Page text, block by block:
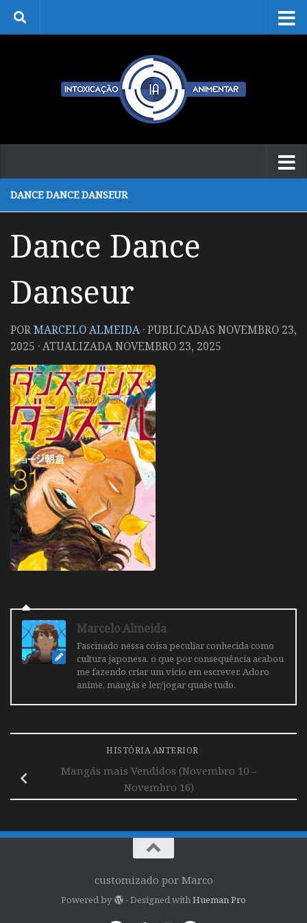
Skip to content
DANCE DANCE DANSEUR
Dance Dance
Danseur
PORMARCELO ALMEIDA · PUBLICADAS NOVEMBRO 23,
2025 · ATUALIZADANOVEMBRO 23, 2025
Marcelo Almeida
Fascinado nessa coisa peculiar conhecida como
cultura japonesa, o que por consequência acabou
me fazendo criar um vicio em escrever. Adoro
anime, mangás e ler/jogar quase tudo.
HISTÓRIA ANTERIOR
Mangás mais Vendidos (Novembro 10 –
Novembro 16)
customizado por Marco
Powered by - Designed with Hueman Pro